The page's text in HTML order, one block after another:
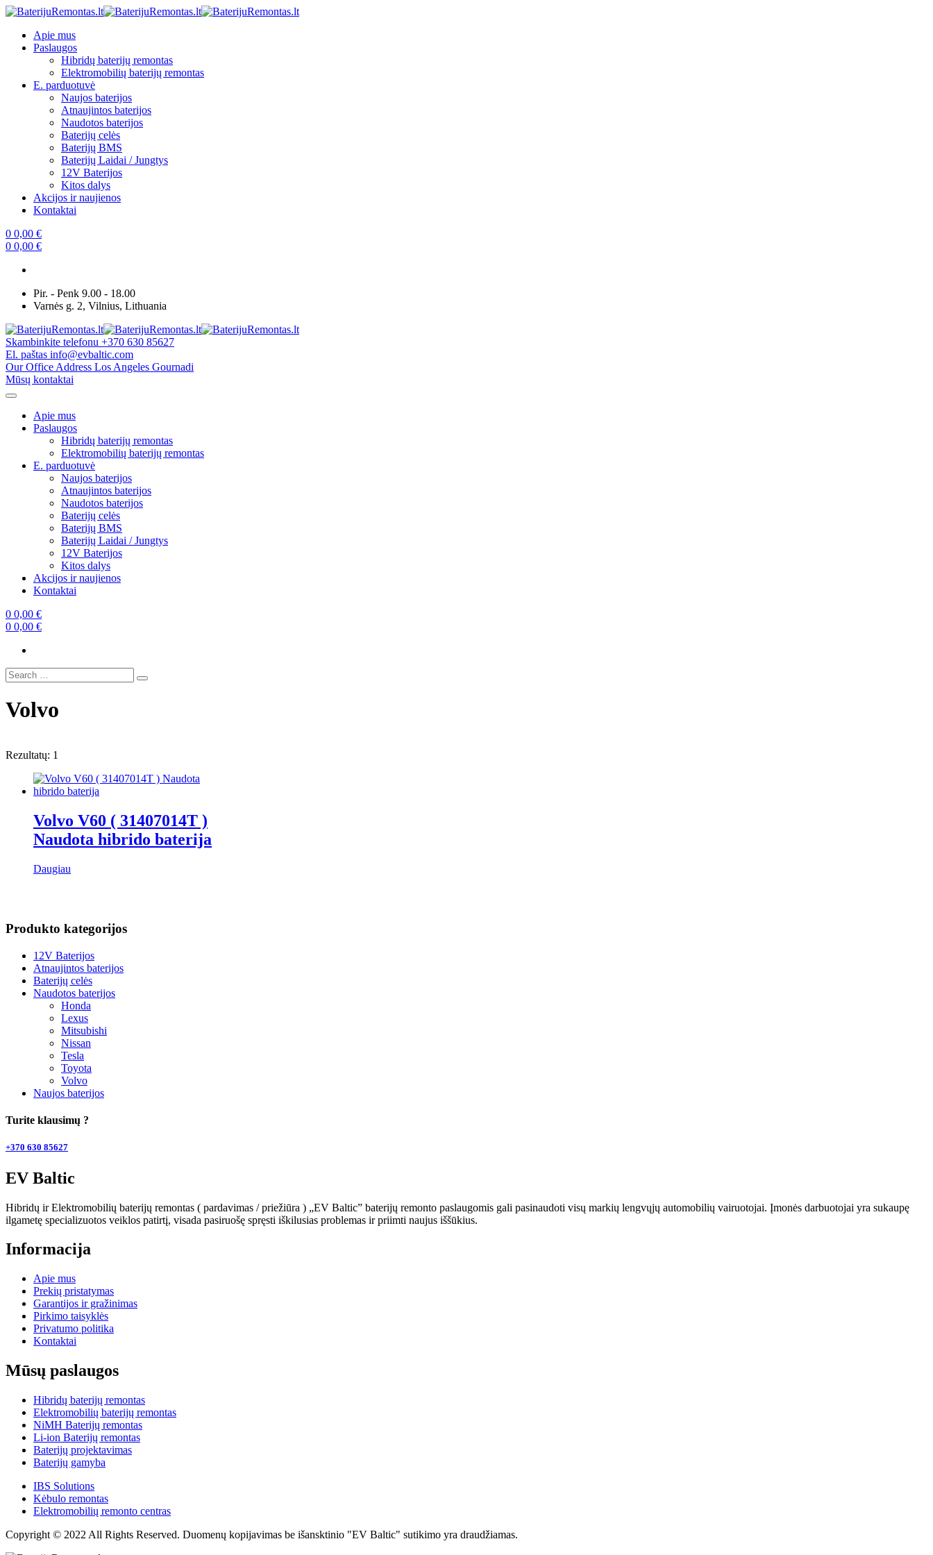
Skip
contentApie mus
Paslaugos
Hibridų baterijų remontas
Elektromobilių baterijų remontas
E. parduotuvė
Naujos baterijos
Atnaujintos baterijos
Naudotos baterijos
Baterijų celės
Baterijų BMS
Baterijų Laidai / Jungtys
12V Baterijos
Kitos dalys
Akcijos ir naujienos
Kontaktai
0 0,00 €
0 0,00 €
Pir. - Penk 9.00 - 18.00
Varnės g. 2, Vilnius, Lithuania
Skambinkite telefonu +370 630 85627
El. paštas info@evbaltic.com
Our Office Address Los Angeles Gournadi
Mūsų kontaktai
Apie mus
Paslaugos
Hibridų baterijų remontas
Elektromobilių baterijų remontas
E. parduotuvė
Naujos baterijos
Atnaujintos baterijos
Naudotos baterijos
Baterijų celės
Baterijų BMS
Baterijų Laidai / Jungtys
12V Baterijos
Kitos dalys
Akcijos ir naujienos
Kontaktai
0 0,00 €
0 0,00 €
Search
for:
Search
Volvo
Rezultatų: 1
Volvo V60 ( 31407014T )
Naudota hibrido baterija
Daugiau
Produkto kategorijos
12V Baterijos
Atnaujintos baterijos
Baterijų celės
Naudotos baterijos
Honda
Lexus
Mitsubishi
Nissan
Tesla
Toyota
Volvo
Naujos baterijos
Turite klausimų ?
+370 630 85627
EV Baltic
Hibridų ir Elektromobilių baterijų remontas ( pardavimas / priežiūra ) „EV Baltic” baterijų remonto paslaugomis gali pasinaudoti visų markių lengvųjų automobilių vairuotojai. Įmonės darbuotojai yra sukaupę
ilgametę specializuotos veiklos patirtį, visada pasiruošę spręsti iškilusias problemas ir priimti naujus iššūkius.
Informacija
Apie mus
Prekių pristatymas
Garantijos ir gražinimas
Pirkimo taisyklės
Privatumo politika
Kontaktai
Mūsų paslaugos
Hibridų baterijų remontas
Elektromobilių baterijų remontas
NiMH Baterijų remontas
Li-ion Baterijų remontas
Baterijų projektavimas
Baterijų gamyba
IBS Solutions
Kėbulo remontas
Elektromobilių remonto centras
Copyright © 2022 All Rights Reserved. Duomenų kopijavimas be išansktinio "EV Baltic" sutikimo yra draudžiamas.